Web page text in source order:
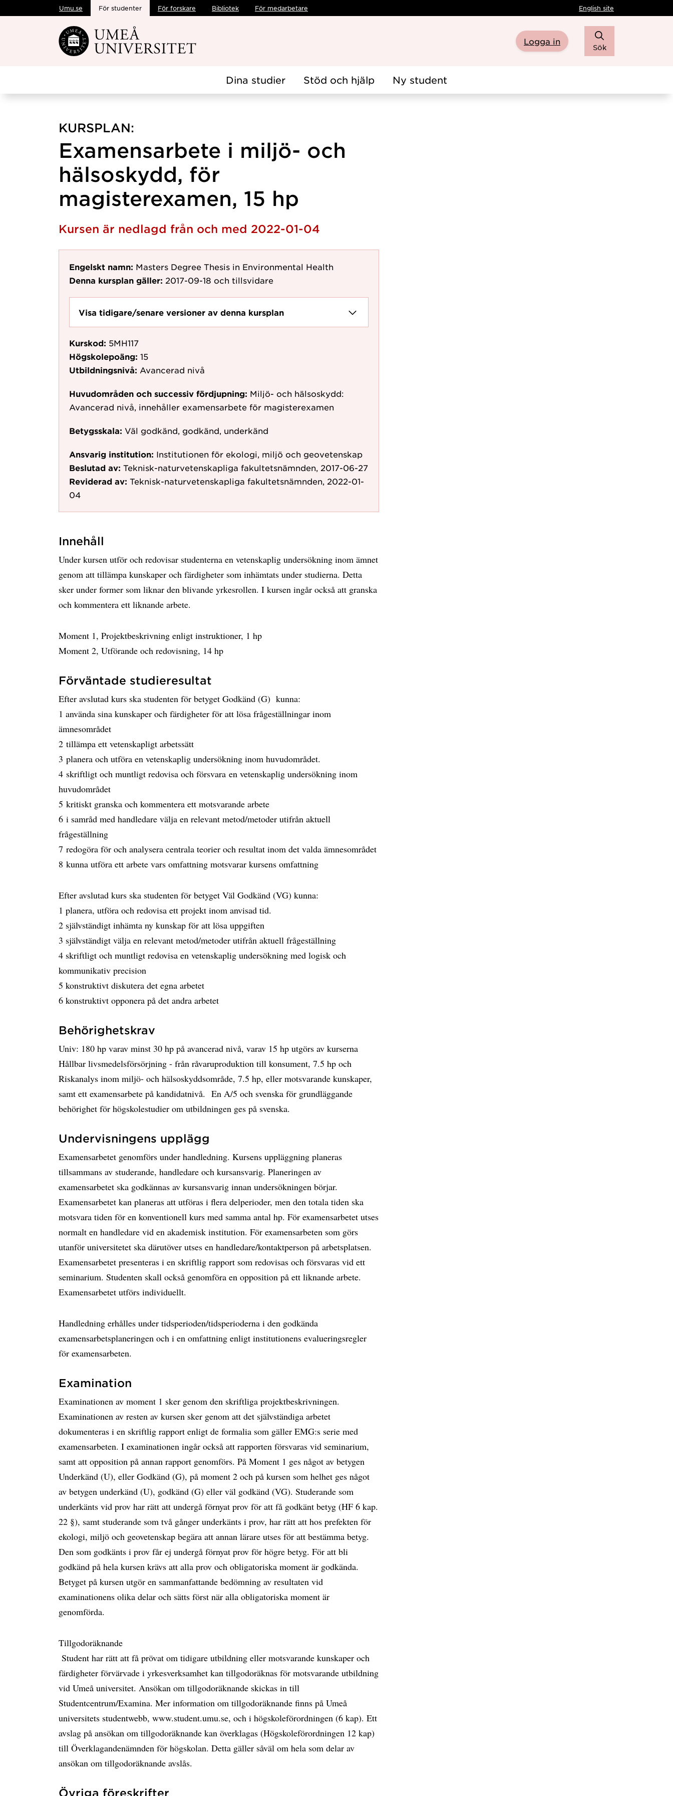
Hoppa direkt till innehållet
Umu.se För studenter För forskare Bibliotek För medarbetare English site
Logga in
Sök
Dina studier Stöd och hjälp Ny student
KURSPLAN:
Examensarbete i miljö- och
hälsoskydd, för
magisterexamen, 15 hp
Kursen är nedlagd från och med 2022-01-04
Engelskt namn: Masters Degree Thesis in Environmental Health
Denna kursplan gäller: 2017-09-18 och tillsvidare
Visa tidigare/senare versioner av denna kursplan
Kurskod: 5MH117
Högskolepoäng: 15
Utbildningsnivå: Avancerad nivå
Huvudområden och successiv fördjupning: Miljö- och hälsoskydd:
Avancerad nivå, innehåller examensarbete för magisterexamen
Betygsskala: Väl godkänd, godkänd, underkänd
Ansvarig institution: Institutionen för ekologi, miljö och geovetenskap
Beslutad av: Teknisk-naturvetenskapliga fakultetsnämnden, 2017-06-27
Reviderad av: Teknisk-naturvetenskapliga fakultetsnämnden, 2022-01-
04
Innehåll
Under kursen utför och redovisar studenterna en vetenskaplig undersökning inom ämnet
genom att tillämpa kunskaper och färdigheter som inhämtats under studierna. Detta
sker under former som liknar den blivande yrkesrollen. I kursen ingår också att granska
och kommentera ett liknande arbete.
Moment 1, Projektbeskrivning enligt instruktioner, 1 hp
Moment 2, Utförande och redovisning, 14 hp
Förväntade studieresultat
Efter avslutad kurs ska studenten för betyget Godkänd (G) kunna:
1 använda sina kunskaper och färdigheter för att lösa frågeställningar inom
ämnesområdet
2 tillämpa ett vetenskapligt arbetssätt
3 planera och utföra en vetenskaplig undersökning inom huvudområdet.
4 skriftligt och muntligt redovisa och försvara en vetenskaplig undersökning inom
huvudområdet
5 kritiskt granska och kommentera ett motsvarande arbete
6 i samråd med handledare välja en relevant metod/metoder utifrån aktuell
frågeställning
7 redogöra för och analysera centrala teorier och resultat inom det valda ämnesområdet
8 kunna utföra ett arbete vars omfattning motsvarar kursens omfattning
Efter avslutad kurs ska studenten för betyget Väl Godkänd (VG) kunna:
1 planera, utföra och redovisa ett projekt inom anvisad tid.
2 självständigt inhämta ny kunskap för att lösa uppgiften
3 självständigt välja en relevant metod/metoder utifrån aktuell frågeställning
4 skriftligt och muntligt redovisa en vetenskaplig undersökning med logisk och
kommunikativ precision
5 konstruktivt diskutera det egna arbetet
6 konstruktivt opponera på det andra arbetet
Behörighetskrav
Univ: 180 hp varav minst 30 hp på avancerad nivå, varav 15 hp utgörs av kurserna
Hållbar livsmedelsförsörjning - från råvaruproduktion till konsument, 7.5 hp och
Riskanalys inom miljö- och hälsoskyddsområde, 7.5 hp, eller motsvarande kunskaper,
samt ett examensarbete på kandidatnivå. En A/5 och svenska för grundläggande
behörighet för högskolestudier om utbildningen ges på svenska.
Undervisningens upplägg
Examensarbetet genomförs under handledning. Kursens uppläggning planeras
tillsammans av studerande, handledare och kursansvarig. Planeringen av
examensarbetet ska godkännas av kursansvarig innan undersökningen börjar.
Examensarbetet kan planeras att utföras i flera delperioder, men den totala tiden ska
motsvara tiden för en konventionell kurs med samma antal hp. För examensarbetet utses
normalt en handledare vid en akademisk institution. För examensarbeten som görs
utanför universitetet ska därutöver utses en handledare/kontaktperson på arbetsplatsen.
Examensarbetet presenteras i en skriftlig rapport som redovisas och försvaras vid ett
seminarium. Studenten skall också genomföra en opposition på ett liknande arbete.
Examensarbetet utförs individuellt.
Handledning erhålles under tidsperioden/tidsperioderna i den godkända
examensarbetsplaneringen och i en omfattning enligt institutionens evalueringsregler
för examensarbeten.
Examination
Examinationen av moment 1 sker genom den skriftliga projektbeskrivningen.
Examinationen av resten av kursen sker genom att det självständiga arbetet
dokumenteras i en skriftlig rapport enligt de formalia som gäller EMG:s serie med
examensarbeten. I examinationen ingår också att rapporten försvaras vid seminarium,
samt att opposition på annan rapport genomförs. På Moment 1 ges något av betygen
Underkänd (U), eller Godkänd (G), på moment 2 och på kursen som helhet ges något
av betygen underkänd (U), godkänd (G) eller väl godkänd (VG). Studerande som
underkänts vid prov har rätt att undergå förnyat prov för att få godkänt betyg (HF 6 kap.
22 §), samt studerande som två gånger underkänts i prov, har rätt att hos prefekten för
ekologi, miljö och geovetenskap begära att annan lärare utses för att bestämma betyg.
Den som godkänts i prov får ej undergå förnyat prov för högre betyg. För att bli
godkänd på hela kursen krävs att alla prov och obligatoriska moment är godkända.
Betyget på kursen utgör en sammanfattande bedömning av resultaten vid
examinationens olika delar och sätts först när alla obligatoriska moment är
genomförda.
Tillgodoräknande
Student har rätt att få prövat om tidigare utbildning eller motsvarande kunskaper och
färdigheter förvärvade i yrkesverksamhet kan tillgodoräknas för motsvarande utbildning
vid Umeå universitet. Ansökan om tillgodoräknande skickas in till
Studentcentrum/Examina. Mer information om tillgodoräknande finns på Umeå
universitets studentwebb, www.student.umu.se, och i högskoleförordningen (6 kap). Ett
avslag på ansökan om tillgodoräknande kan överklagas (Högskoleförordningen 12 kap)
till Överklagandenämnden för högskolan. Detta gäller såväl om hela som delar av
ansökan om tillgodoräknande avslås.
Övriga föreskrifter